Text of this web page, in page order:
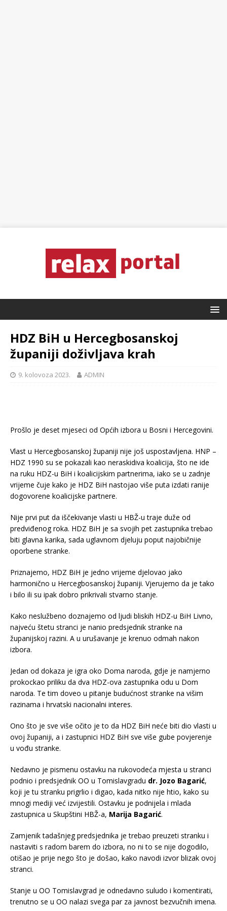
HDZ BiH u Hercegbosanskoj
županiji doživljava krah
9. kolovoza 2023. ADMIN
Prošlo je deset mjeseci od Općih izbora u Bosni i Hercegovini.
Vlast u Hercegbosanskoj županiji nije još uspostavljena. HNP –
HDZ 1990 su se pokazali kao neraskidiva koalicija, što ne ide
na ruku HDZ-u BiH i koalicijskim partnerima, iako se u zadnje
vrijeme čuje kako je HDZ BiH nastojao više puta izdati ranije
dogovorene koalicijske partnere.
Nije prvi put da iščekivanje vlasti u HBŽ-u traje duže od
predviđenog roka. HDZ BiH je sa svojih pet zastupnika trebao
biti glavna karika, sada uglavnom djeluju poput najobičnije
oporbene stranke.
Priznajemo, HDZ BiH je jedno vrijeme djelovao jako
harmonično u Hercegbosanskoj županiji. Vjerujemo da je tako
i bilo ili su ipak dobro prikrivali stvarno stanje.
Kako neslužbeno doznajemo od ljudi bliskih HDZ-u BiH Livno,
najveću štetu stranci je nanio predsjednik stranke na
županijskoj razini. A u urušavanje je krenuo odmah nakon
izbora.
Jedan od dokaza je igra oko Doma naroda, gdje je namjerno
prokockao priliku da dva HDZ-ova zastupnika odu u Dom
naroda. Te tim doveo u pitanje budućnost stranke na višim
razinama i hrvatski nacionalni interes.
Ono što je sve više očito je to da HDZ BiH neće biti dio vlasti u
ovoj županiji, a i zastupnici HDZ BiH sve više gube povjerenje
u vođu stranke.
Nedavno je pismenu ostavku na rukovodeća mjesta u stranci
podnio i predsjednik OO u Tomislavgradu dr. Jozo Bagarić,
koji je tu stranku prigrlio i digao, kada nitko nije htio, kako su
mnogi mediji već izvijestili. Ostavku je podnijela i mlada
zastupnica u Skupštini HBŽ-a, Marija Bagarić.
Zamjenik tadašnjeg predsjednika je trebao preuzeti stranku i
nastaviti s radom barem do izbora, no ni to se nije dogodilo,
otišao je prije nego što je došao, kako navodi izvor blizak ovoj
stranci.
Stanje u OO Tomislavgrad je odnedavno suludo i komentirati,
trenutno se u OO nalazi svega par za javnost bezvučnih imena.